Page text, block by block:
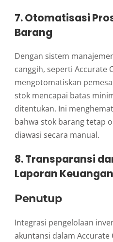
7. Otomatisasi
Barang
Dengan sistem
canggih, seperti Accurate
mengotomatiskan
stok mencapai batas
ditentukan. Ini
bahwa stok barang tetap
diawasi secara manual.
8. Transparansi
Laporan Keuangan
Penutup
Integrasi pengelolaan
akuntansi dalam Accurate